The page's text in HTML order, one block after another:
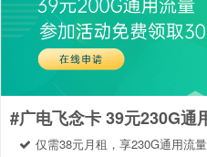
尔自治区阿勒泰地区,新
疆维吾尔自治区巴音郭
市,云南省西双版纳傣族
省普洱市,湖南省,江苏省
申请方式
#广电飞念卡 39元230G通
仅需38元月租，享230G通用流